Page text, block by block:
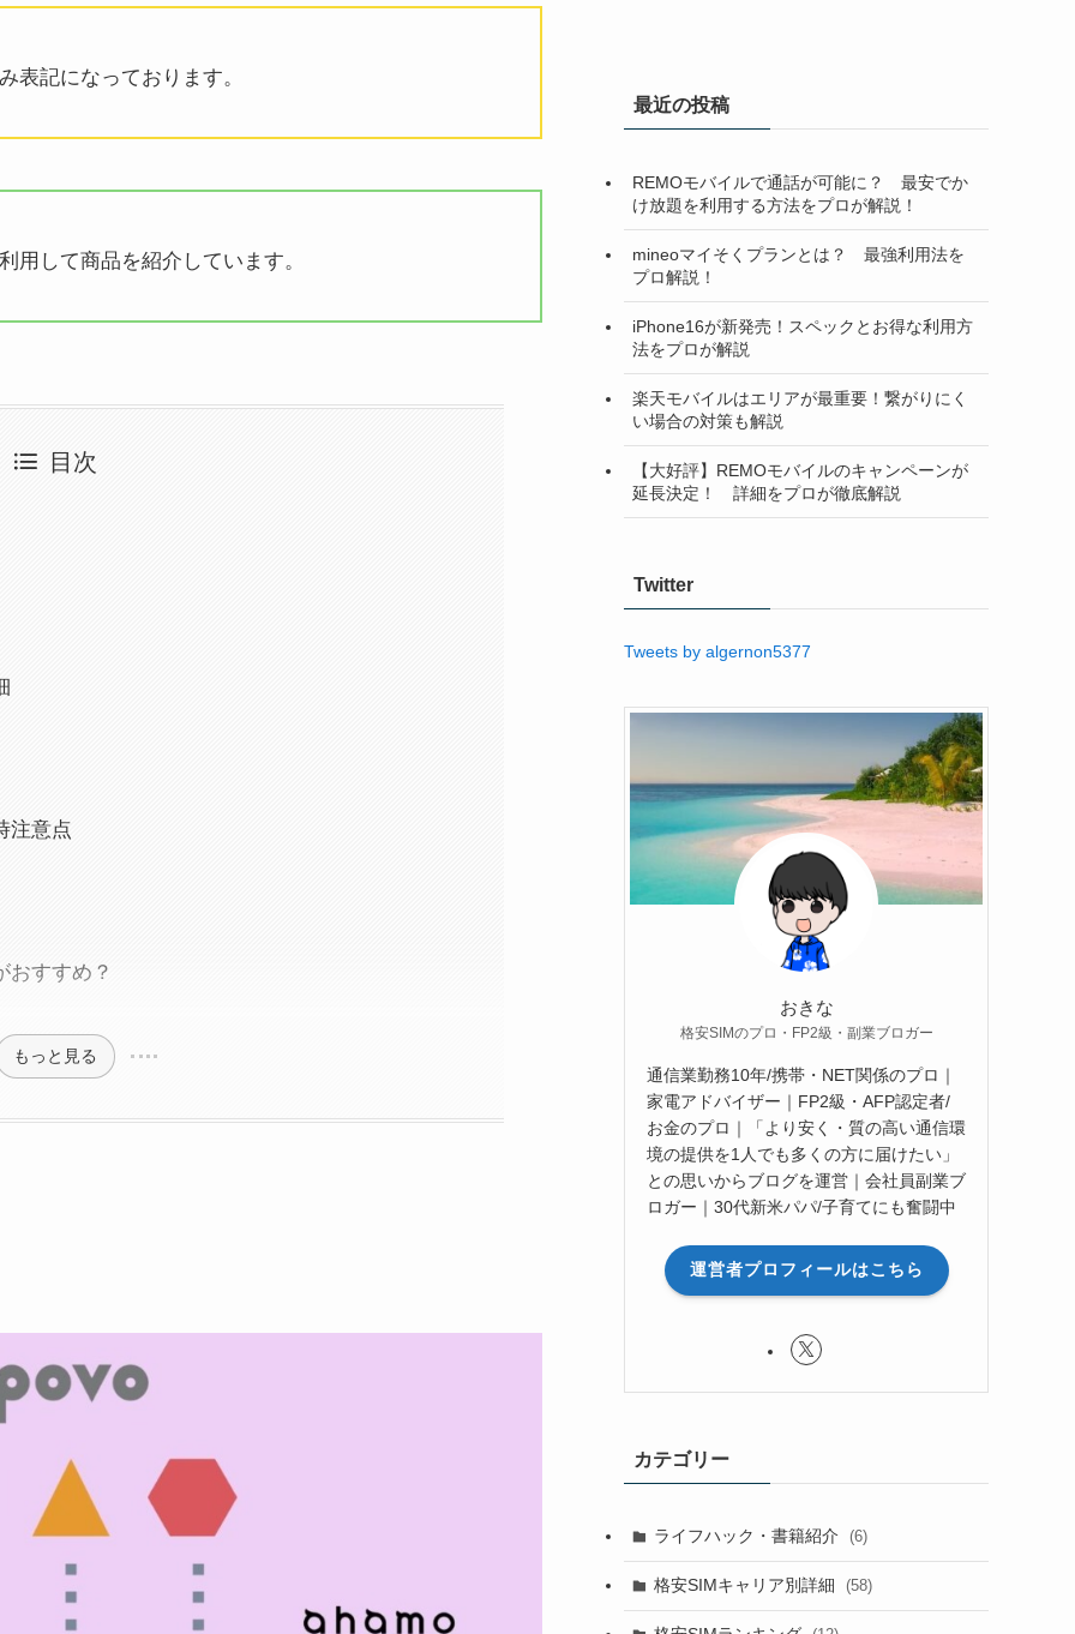
表記になっております。
して商品を紹介しています。
目次
注意点
おすすめ？
もっと見る
最近の投稿
REMOモバイルで通話が可能に？ 最安でか
け放題を利用する方法をプロが解説！
mineoマイそくプランとは？ 最強利用法を
プロ解説！
iPhone16が新発売！スペックとお得な利用方
法をプロが解説
楽天モバイルはエリアが最重要！繋がりにく
い場合の対策も解説
【大好評】REMOモバイルのキャンペーンが
延長決定！ 詳細をプロが徹底解説
Twitter
Tweets by algernon5377
おきな
格安SIMのプロ・FP2級・副業ブロガー
通信業勤務10年/携帯・NET関係のプロ｜
家電アドバイザー｜FP2級・AFP認定者/
お金のプロ｜「より安く・質の高い通信環
境の提供を1人でも多くの方に届けたい」
との思いからブログを運営｜会社員副業ブ
ロガー｜30代新米パパ/子育てにも奮闘中
運営者プロフィールはこちら
カテゴリー
ライフハック・書籍紹介 (6)
格安SIMキャリア別詳細 (58)